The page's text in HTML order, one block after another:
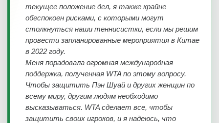
текущее положение дел, я также крайне
обеспокоен рисками, с которыми могут
столкнуться наши теннисистки, если мы решим
провести запланированные мероприятия в Китае
в 2022 году.
Меня порадовала огромная международная
поддержка, полученная WTA по этому вопросу.
Чтобы защитить Пэн Шуай и других женщин по
всему миру, другим людям необходимо
высказываться. WTA сделает все, чтобы
защитить своих игроков, и я надеюсь, что